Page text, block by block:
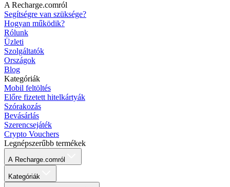
A Recharge.comról
Segítségre van szüksége?
Hogyan működik?
Rólunk
Üzleti
Szolgáltatók
Országok
Blog
Kategóriák
Mobil feltöltés
Előre fizetett hitelkártyák
Szórakozás
Bevásárlás
Szerencsejáték
Crypto Vouchers
Legnépszerűbb termékek
A Recharge.comról
Kategóriák